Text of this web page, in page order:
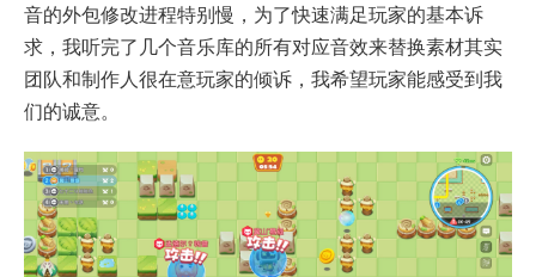
音的外包修改进程特别慢，为了快速满足玩家的基本诉
求，我听完了几个音乐库的所有对应音效来替换素材其实
团队和制作人很在意玩家的倾诉，我希望玩家能感受到我
们的诚意。